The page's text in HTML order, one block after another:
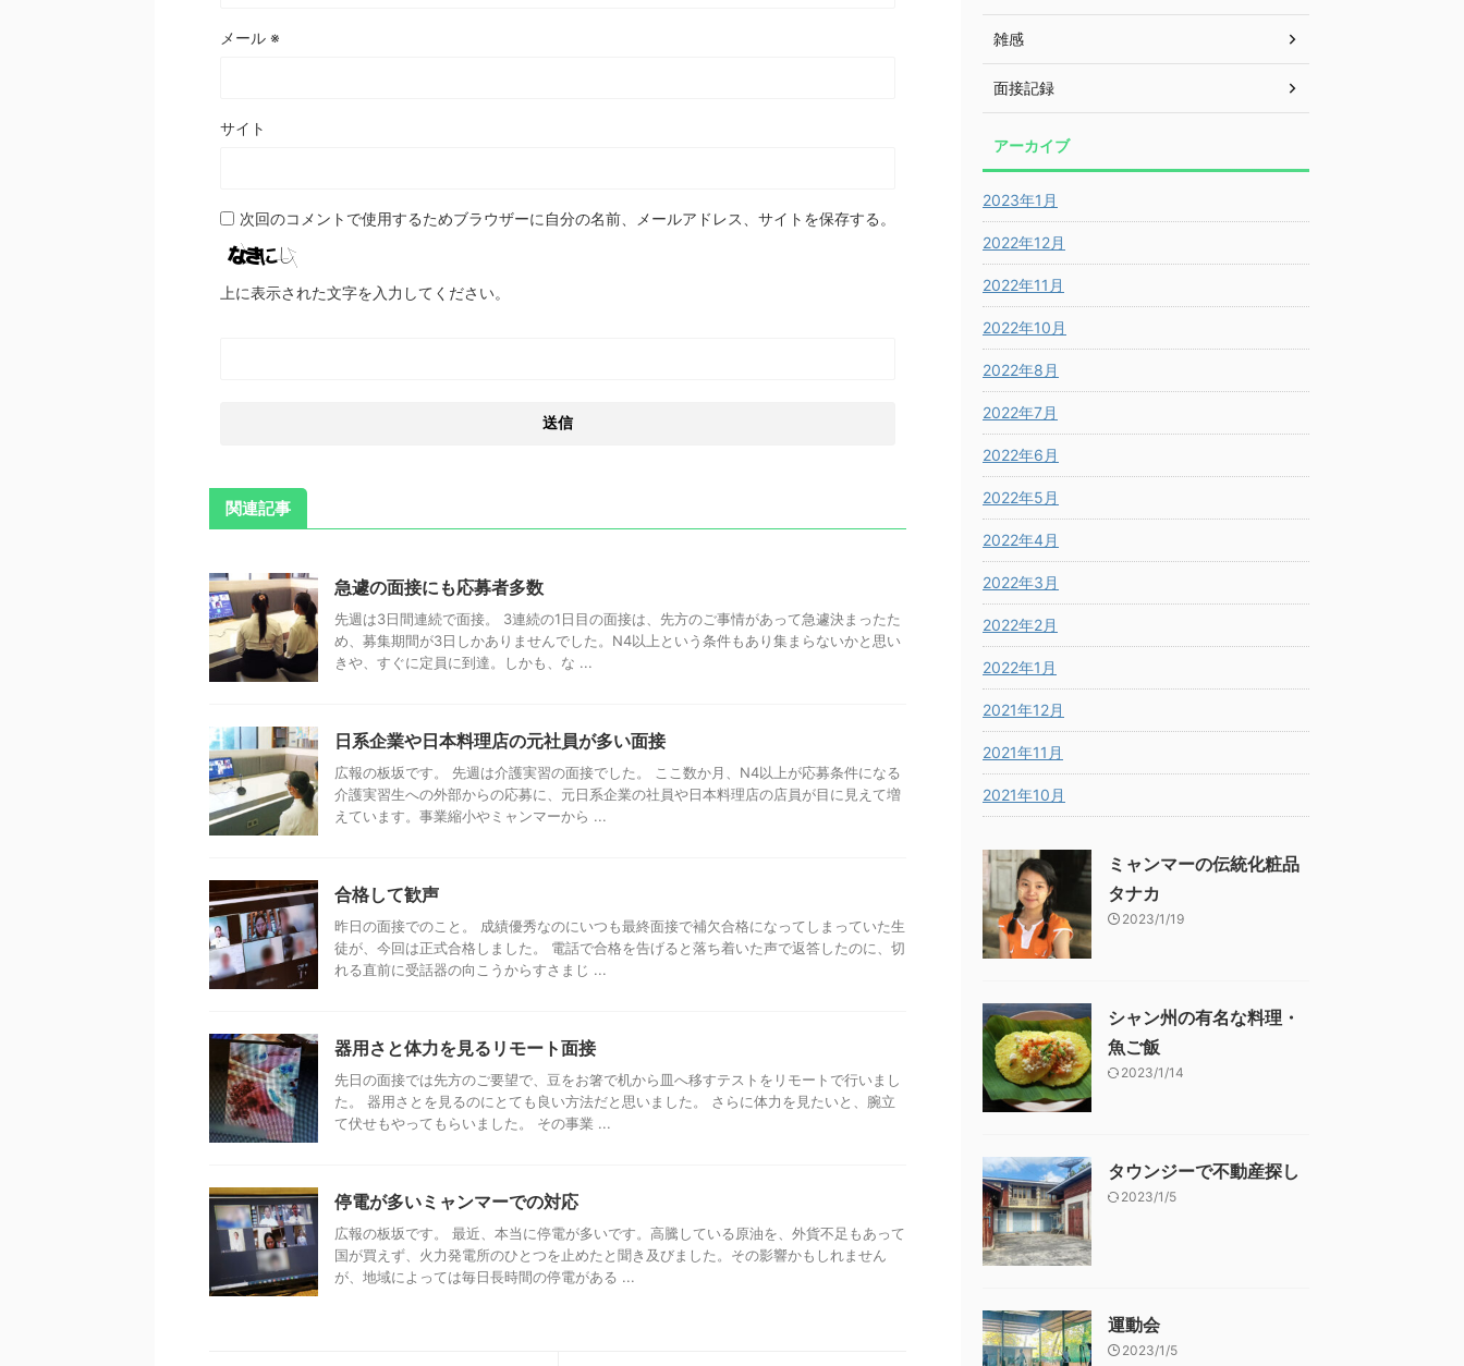
メール ※
サイト
次回のコメントで使用するためブラウザーに自分の名前、メールアドレス、サイトを保存する。
上に表示された文字を入力してください。
関連記事
急遽の面接にも応募者多数
先週は3日間連続で面接。 3連続の1日目の面接は、先方のご事情があって急遽決まったた
め、募集期間が3日しかありませんでした。N4以上という条件もあり集まらないかと思い
きや、すぐに定員に到達。しかも、な ...
日系企業や日本料理店の元社員が多い面接
広報の板坂です。 先週は介護実習の面接でした。 ここ数か月、N4以上が応募条件になる
介護実習生への外部からの応募に、元日系企業の社員や日本料理店の店員が目に見えて増
えています。事業縮小やミャンマーから ...
合格して歓声
昨日の面接でのこと。 成績優秀なのにいつも最終面接で補欠合格になってしまっていた生
徒が、今回は正式合格しました。 電話で合格を告げると落ち着いた声で返答したのに、切
れる直前に受話器の向こうからすさまじ ...
器用さと体力を見るリモート面接
先日の面接では先方のご要望で、豆をお箸で机から皿へ移すテストをリモートで行いまし
た。 器用さとを見るのにとても良い方法だと思いました。 さらに体力を見たいと、腕立
て伏せもやってもらいました。 その事業 ...
停電が多いミャンマーでの対応
広報の板坂です。 最近、本当に停電が多いです。高騰している原油を、外貨不足もあって
国が買えず、火力発電所のひとつを止めたと聞き及びました。その影響かもしれません
が、地域によっては毎日長時間の停電がある ...
雑感
面接記録
アーカイブ
2023年1月
2022年12月
2022年11月
2022年10月
2022年8月
2022年7月
2022年6月
2022年5月
2022年4月
2022年3月
2022年2月
2022年1月
2021年12月
2021年11月
2021年10月
ミャンマーの伝統化粧品
タナカ
2023/1/19
シャン州の有名な料理・
魚ご飯
2023/1/14
タウンジーで不動産探し
2023/1/5
運動会
2023/1/5